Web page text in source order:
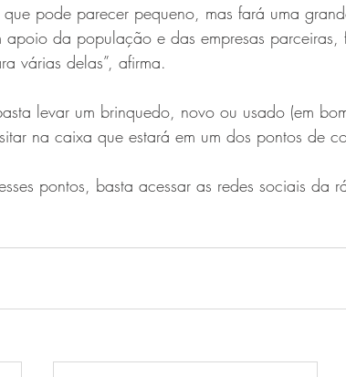
pode parecer pequeno, mas fará uma
apoio da população e das empresas parceiras,
várias delas”, afirma.
levar um brinquedo, novo ou usado (em
na caixa que estará em um dos pontos de
pontos, basta acessar as redes sociais da